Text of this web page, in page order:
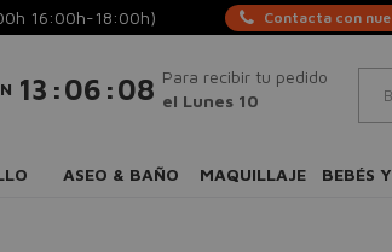
16:00h-18:00h) Contacta con
13 :06 :08 Para recibir tu pedido
el Lunes 10
ASEO & BAÑO MAQUILLAJE BEBÉS